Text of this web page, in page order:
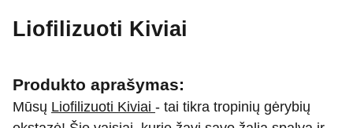
Liofilizuoti Kiviai
Produkto aprašymas:
Mūsų Liofilizuoti Kiviai - tai tikra tropinių gėrybių